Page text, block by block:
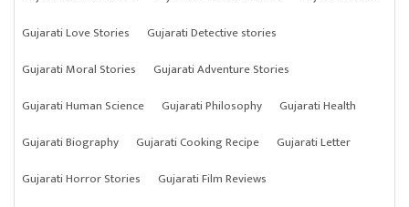
Gujarati Love Stories
Gujarati Detective stories
Gujarati Moral Stories
Gujarati Adventure Stories
Gujarati Human Science
Gujarati Philosophy
Gujarati Health
Gujarati Biography
Gujarati Cooking Recipe
Gujarati Letter
Gujarati Horror Stories
Gujarati Film Reviews